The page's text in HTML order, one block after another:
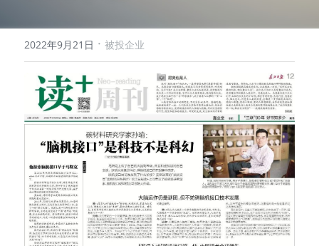
2022年9月21日 · 被投企业